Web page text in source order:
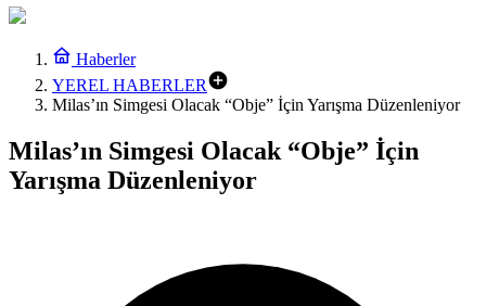
Haberler
YEREL HABERLER
Milas’ın Simgesi Olacak “Obje” İçin Yarışma Düzenleniyor
Milas’ın Simgesi Olacak “Obje” İçin
Yarışma Düzenleniyor